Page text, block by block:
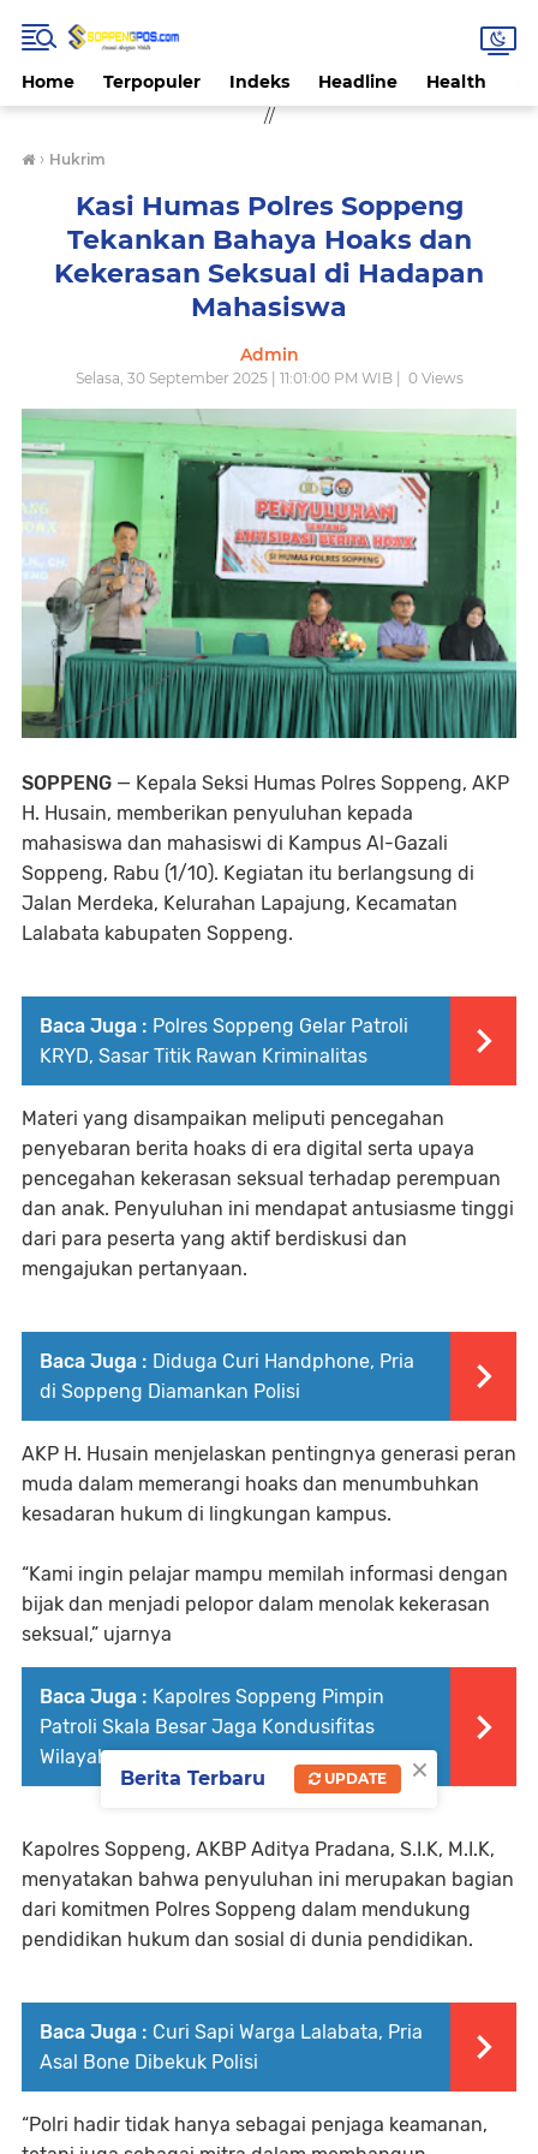
Home Terpopuler Indeks Headline Health
//
› Hukrim
Kasi Humas Polres Soppeng
Tekankan Bahaya Hoaks dan
Kekerasan Seksual di Hadapan
Mahasiswa
Admin
Selasa, 30 September 2025 | 11:01:00 PM WIB | 0Views
SOPPENG — Kepala Seksi Humas Polres Soppeng, AKP
H. Husain, memberikan penyuluhan kepada
mahasiswa dan mahasiswi di Kampus Al-Gazali
Soppeng, Rabu (1/10). Kegiatan itu berlangsung di
Jalan Merdeka, Kelurahan Lapajung, Kecamatan
Lalabata kabupaten Soppeng.
Baca Juga : Polres Soppeng Gelar Patroli
KRYD, Sasar Titik Rawan Kriminalitas
Materi yang disampaikan meliputi pencegahan
penyebaran berita hoaks di era digital serta upaya
pencegahan kekerasan seksual terhadap perempuan
dan anak. Penyuluhan ini mendapat antusiasme tinggi
dari para peserta yang aktif berdiskusi dan
mengajukan pertanyaan.
Baca Juga : Diduga Curi Handphone, Pria
di Soppeng Diamankan Polisi
AKP H. Husain menjelaskan pentingnya generasi peran
muda dalam memerangi hoaks dan menumbuhkan
kesadaran hukum di lingkungan kampus.
“Kami ingin pelajar mampu memilah informasi dengan
bijak dan menjadi pelopor dalam menolak kekerasan
seksual,” ujarnya
Baca Juga : Kapolres Soppeng Pimpin
Patroli Skala Besar Jaga Kondusifitas
Wilayah
Kapolres Soppeng, AKBP Aditya Pradana, S.I.K, M.I.K,
menyatakan bahwa penyuluhan ini merupakan bagian
dari komitmen Polres Soppeng dalam mendukung
pendidikan hukum dan sosial di dunia pendidikan.
Baca Juga : Curi Sapi Warga Lalabata, Pria
Asal Bone Dibekuk Polisi
“Polri hadir tidak hanya sebagai penjaga keamanan,
×
Berita Terbaru UPDATE